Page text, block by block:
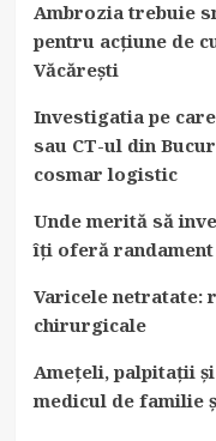
Ambrozia trebuie
pentru acțiune de
Văcărești
Investigatia pe
sau CT-ul din
cosmar logistic
Unde merită să
îți oferă
Varicele netratate:
chirurgicale
Amețeli, palpitații
medicul de familie